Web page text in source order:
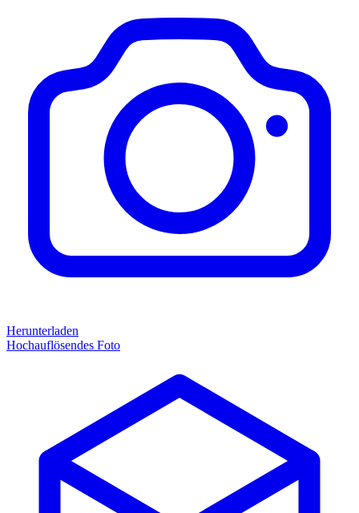
Herunterladen
Hochauflösendes Foto